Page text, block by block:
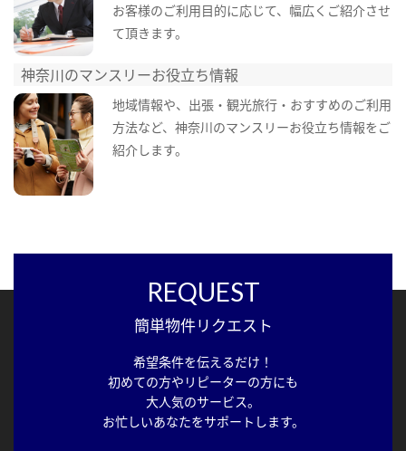
お客様のご利用目的に応じて、幅広くご紹介させ
て頂きます。
神奈川のマンスリーお役立ち情報
地域情報や、出張・観光旅行・おすすめのご利用
方法など、神奈川のマンスリーお役立ち情報をご
紹介します。
REQUEST
簡単物件リクエスト
希望条件を伝えるだけ！
初めての方やリピーターの方にも
大人気のサービス。
お忙しいあなたをサポートします。